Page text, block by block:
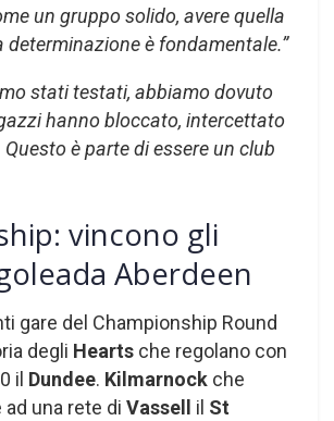
un gruppo solido, avere quella
determinazione è fondamentale.”
stati testati, abbiamo dovuto
hanno bloccato, intercettato
è parte di essere un club
vincono gli
Aberdeen
gare del Championship Round
degli Hearts che regolano con
il Dundee. Kilmarnock che
una rete di Vassell il St